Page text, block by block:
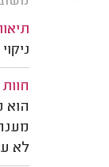
הוא
לא